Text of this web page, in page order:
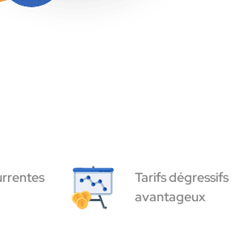
Tarifs dégressifs
avantageux